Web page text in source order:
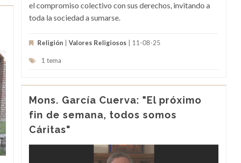
el compromiso colectivo con sus derechos, invitando a
toda la sociedad a sumarse.
Religión Valores Religiosos | 11-08-25
1 tema
Mons. García Cuerva: "El próximo
fin de semana, todos somos
Cáritas"